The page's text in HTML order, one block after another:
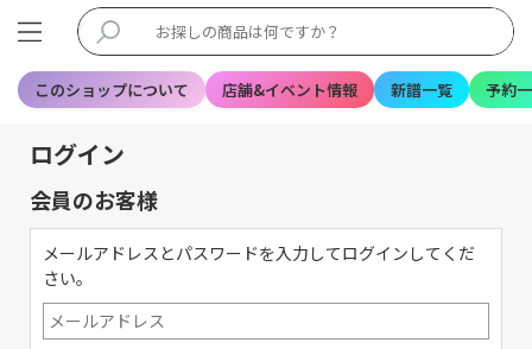
このショップについて 店舗&イベント情報 新譜一覧 予約
ログイン
会員のお客様
メールアドレスとパスワードを入力してログインしてくだ
さい。